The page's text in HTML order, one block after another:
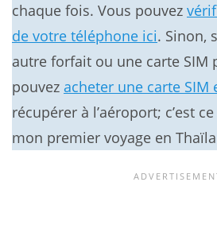
chaque fois. Vous pouvez
de votre téléphone ici. Sinon,
autre forfait ou une carte SIM
pouvez acheter une carte SIM
récupérer à l’aéroport; c’est
mon premier voyage en